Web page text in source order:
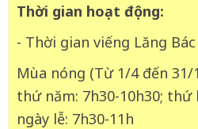
Thời gian hoạt động:
- Thời gian viếng Lăng Bác
Mùa nóng (Từ 1/4 đến
thứ năm: 7h30-10h30; thứ
ngày lễ: 7h30-11h